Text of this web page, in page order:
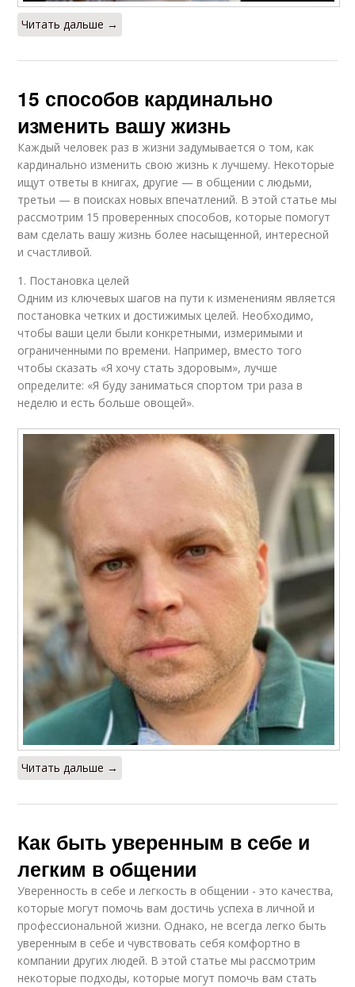
Читать дальше →
15 способов кардинально
изменить вашу жизнь
Каждый человек раз в жизни задумывается о том, как
кардинально изменить свою жизнь к лучшему. Некоторые
ищут ответы в книгах, другие — в общении с людьми,
третьи — в поисках новых впечатлений. В этой статье мы
рассмотрим 15 проверенных способов, которые помогут
вам сделать вашу жизнь более насыщенной, интересной
и счастливой.
1. Постановка целей
Одним из ключевых шагов на пути к изменениям является
постановка четких и достижимых целей. Необходимо,
чтобы ваши цели были конкретными, измеримыми и
ограниченными по времени. Например, вместо того
чтобы сказать «Я хочу стать здоровым», лучше
определите: «Я буду заниматься спортом три раза в
неделю и есть больше овощей».
Читать дальше →
Как быть уверенным в себе и
легким в общении
Уверенность в себе и легкость в общении - это качества,
которые могут помочь вам достичь успеха в личной и
профессиональной жизни. Однако, не всегда легко быть
уверенным в себе и чувствовать себя комфортно в
компании других людей. В этой статье мы рассмотрим
некоторые подходы, которые могут помочь вам стать